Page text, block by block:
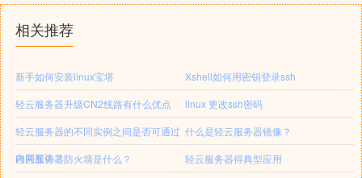
相关推荐
新手如何安装linux宝塔
Xshell如何用密钥登录ssh
轻云服务器升级CN2线路有什么优点
linux 更改ssh密码
轻云服务器的不同实例之间是否可通过
内网互访？
什么是轻云服务器镜像？
轻云服务器防火墙是什么？
轻云服务器得典型应用